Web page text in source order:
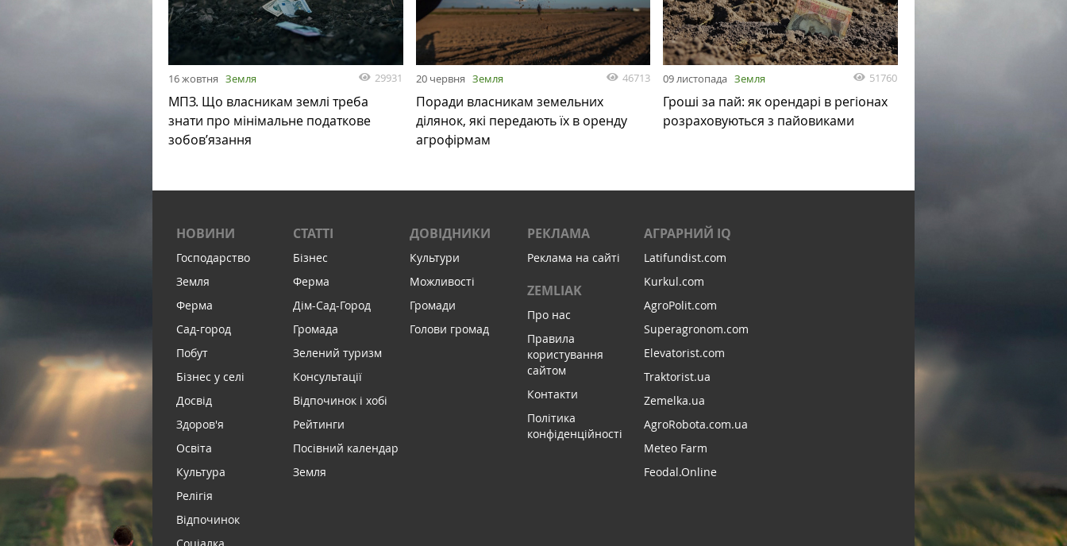
16 жовтня Земля 29931
МПЗ. Що власникам землі треба
знати про мінімальне податкове
зобов’язання
20 червня Земля 46713
Поради власникам земельних
ділянок, які передають їх в оренду
агрофірмам
09 листопада Земля 51760
Гроші за пай: як орендарі в регіонах
розраховуються з пайовиками
НОВИНИ
Господарство
Земля
Ферма
Сад-город
Побут
Бізнес у селі
Досвід
Здоров'я
Освіта
Культура
Релігія
Відпочинок
СТАТТІ
Бізнес
Ферма
Дім-Сад-Город
Громада
Зелений туризм
Консультації
Відпочинок і хобі
Рейтинги
Посівний календар
Земля
ДОВІДНИКИ
Культури
Можливості
Громади
Голови громад
РЕКЛАМА
Реклама на сайті
ZEMLIAK
Про нас
Правила
користування
сайтом
Контакти
Політика
конфіденційності
АГРАРНИЙ IQ
Latifundist.com
Kurkul.com
AgroPolit.com
Superagronom.com
Elevatorist.com
Traktorist.ua
Zemelka.ua
AgroRobota.com.ua
Meteo Farm
Feodal.Online